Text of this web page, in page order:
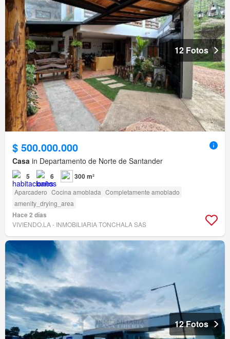
12 Fotos
$ 500.000.000
Casa in Departamento de Norte de Santander
5 6 300 m²
Aparcadero Cocina amoblada Completamente amoblado
amenity_drying_area
Hace 2 días
VIVIENDO.LA - INMOBILIARIA TONCHALA SAS
12 Fotos